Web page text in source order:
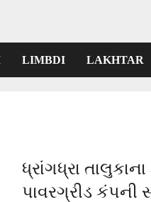
LIMBDI LAKHTAR
ધ્રાંગધ્રા
પાવરગ્રીડ